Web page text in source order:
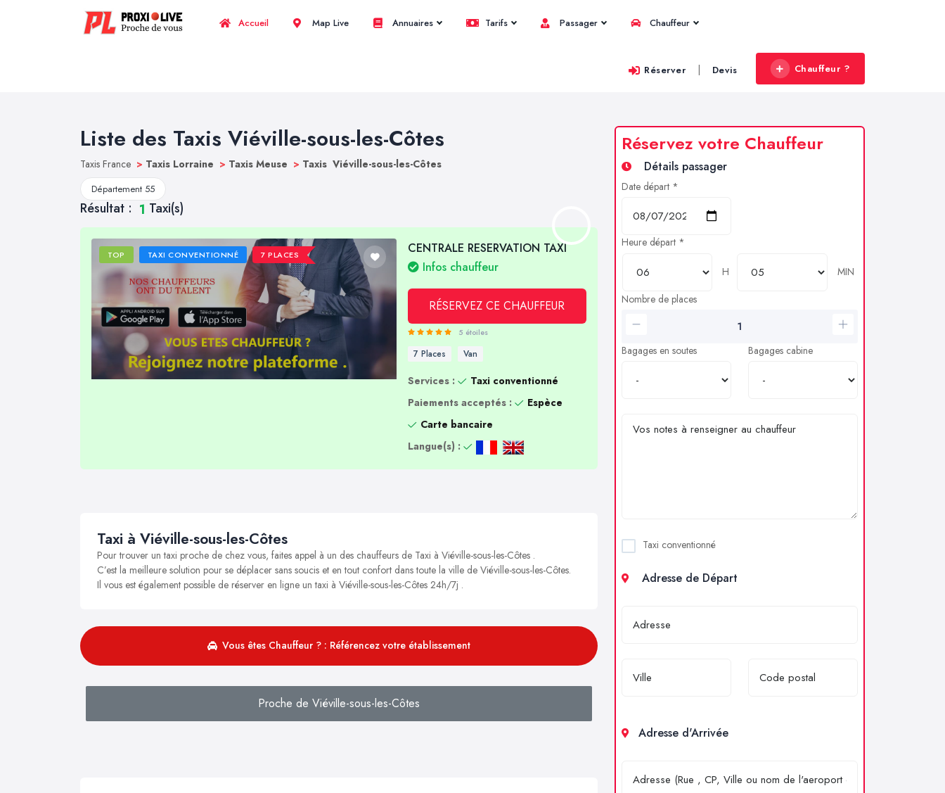
Accueil Map Live Annuaires Tarifs Passager Chauffeur
Réserver | Devis Chauffeur ?
Liste des Taxis Viéville-sous-les-Côtes
Taxis France > Taxis Lorraine > Taxis Meuse > Taxis Viéville-sous-les-Côtes
Département 55
Résultat : 1 Taxi(s)
TOP TAXI CONVENTIONNÉ 7 PLACES
CENTRALE RESERVATION TAXI
Infos chauffeur
RÉSERVEZ CE CHAUFFEUR
5 étoiles
7 Places Van
Services :
Taxi conventionné
Paiements acceptés :
Espèce
Carte bancaire
Langue(s) :
Taxi à Viéville-sous-les-Côtes
Pour trouver un taxi proche de chez vous, faites appel à un des chauffeurs de Taxi à Viéville-sous-les-Côtes .
C’est la meilleure solution pour se déplacer sans soucis et en tout confort dans toute la ville de Viéville-sous-les-Côtes.
Il vous est également possible de réserver en ligne un taxi à Viéville-sous-les-Côtes 24h/7j .
Vous êtes Chauffeur ? : Référencez votre établissement
Proche de Viéville-sous-les-Côtes
Réservez votre Chauffeur
Détails passager
Date départ *
Heure départ *
H
MIN
Nombre de places
Bagages en soutes Bagages cabine
Taxi conventionné
Adresse de Départ
Adresse d'Arrivée